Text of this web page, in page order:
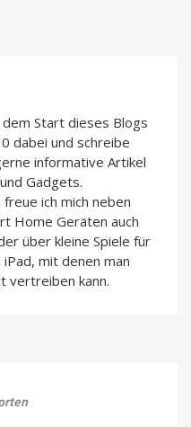
Start dieses Blogs
dabei und schreibe
informative Artikel
Gadgets.
ich mich neben
Home Geräten auch
über kleine Spiele für
iPad, mit denen man
vertreiben kann.